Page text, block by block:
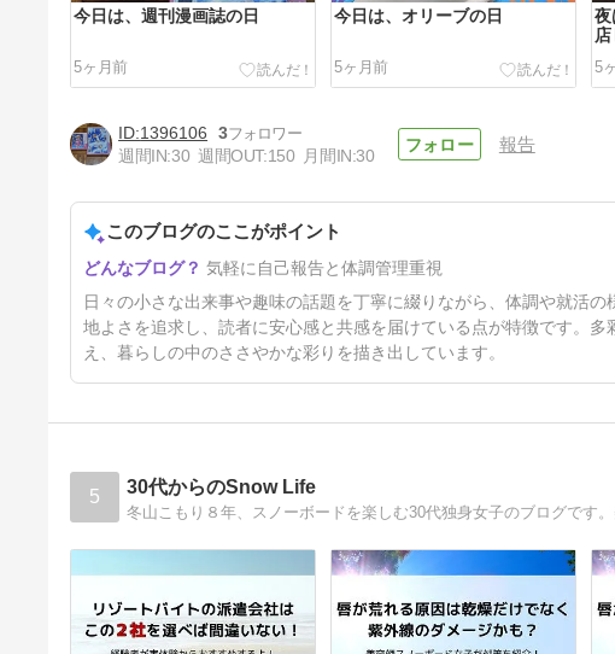
今日は、週刊漫画誌の日
5ヶ月前
今日は、オリーブの日
5ヶ月前
夜
店
5
今日は、ホワイトデー
5ヶ月前
1396106
3
週間IN:30 週間OUT:150 月間IN:30
報告
このブログのここがポイント
気軽に自己報告と体調管理重視
日々の小さな出来事や趣味の話題を丁寧に綴りながら、体調や就活
地よさを追求し、読者に安心感と共感を届けている点が特徴です。
え、暮らしの中のささやかな彩りを描き出しています。
5 30代からのSnow Life